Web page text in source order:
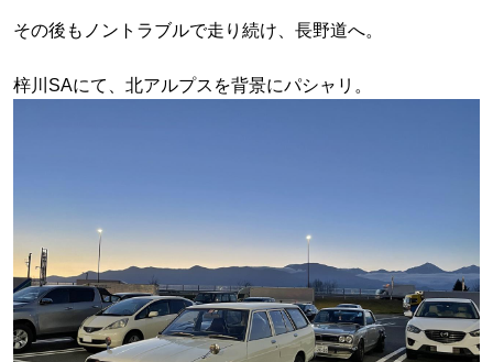
その後もノントラブルで走り続け、長野道へ。
梓川SAにて、北アルプスを背景にパシャリ。